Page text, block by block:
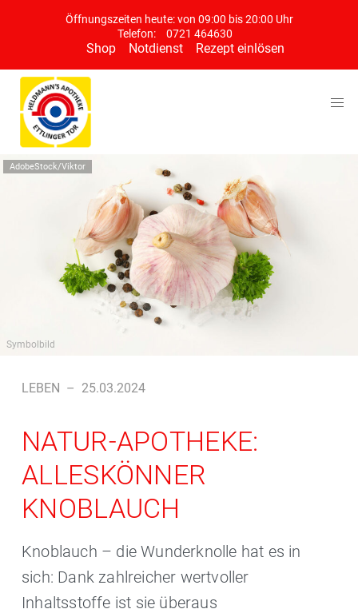
Öffnungszeiten heute: von 09:00 bis 20:00 Uhr
Telefon:
0721 464630
Shop Notdienst Rezept einlösen
AdobeStock/Viktor
Symbolbild
LEBEN – 25.03.2024
NATUR-APOTHEKE:
ALLESKÖNNER
KNOBLAUCH
Knoblauch – die Wunderknolle hat es in
sich: Dank zahlreicher wertvoller
Inhaltsstoffe ist sie überaus